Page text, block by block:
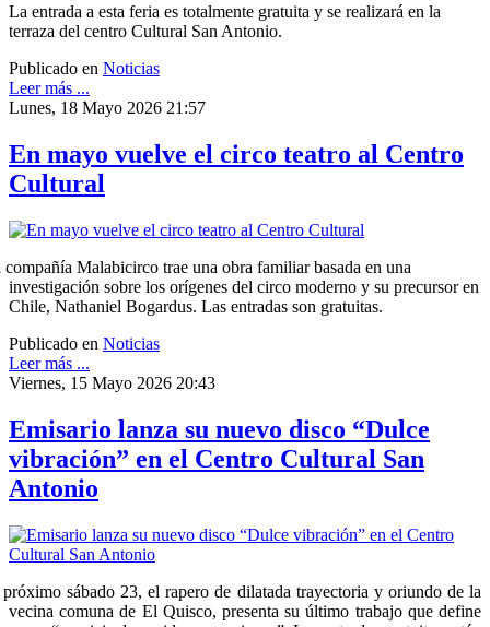
La entrada a esta feria es totalmente gratuita y se realizará en la
terraza del centro Cultural San Antonio.
Publicado en Noticias
Leer más ...
Lunes, 18 Mayo 2026 21:57
En mayo vuelve el circo teatro al Centro
Cultural
compañía Malabicirco trae una obra familiar basada en una
investigación sobre los orígenes del circo moderno y su precursor en
Chile, Nathaniel Bogardus. Las entradas son gratuitas.
Publicado en Noticias
Leer más ...
Viernes, 15 Mayo 2026 20:43
Emisario lanza su nuevo disco “Dulce
vibración” en el Centro Cultural San
Antonio
sábado 23, el rapero de dilatada trayectoria y oriundo de la
vecina comuna de El Quisco, presenta su último trabajo que define